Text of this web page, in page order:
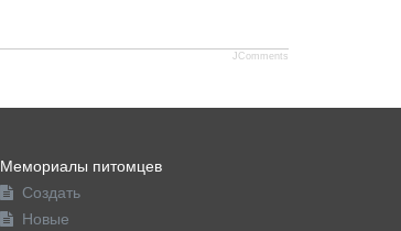
JComments
Мемориалы питомцев
Создать
Новые